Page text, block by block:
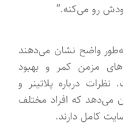
رو می‌کنه.”
به‌طور واضح نشان می‌دهند
مزمن کمر و بهبود
درباره پلاتینر و
می‌دهد که افراد مختلف
کامل دارند.